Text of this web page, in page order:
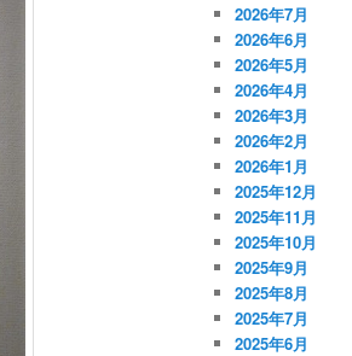
2026年7月
2026年6月
2026年5月
2026年4月
2026年3月
2026年2月
2026年1月
2025年12月
2025年11月
2025年10月
2025年9月
2025年8月
2025年7月
2025年6月